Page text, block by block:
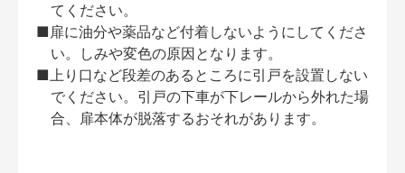
てください。
■扉に油分や薬品など付着しないようにしてくださ
い。しみや変色の原因となります。
■上り口など段差のあるところに引戸を設置しない
でください。引戸の下車が下レールから外れた場
合、扉本体が脱落するおそれがあります。